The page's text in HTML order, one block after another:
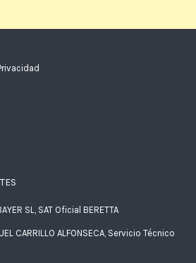
SL, SAT Oficial BERETTA
CARRILLO ALFONSECA, Servicio Técnico